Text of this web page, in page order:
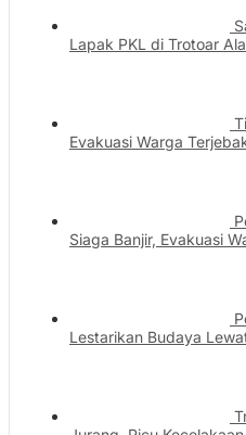
Lapak PKL di Trotoar
Evakuasi Warga
Siaga Banjir, Evakuasi
Lestarikan Budaya